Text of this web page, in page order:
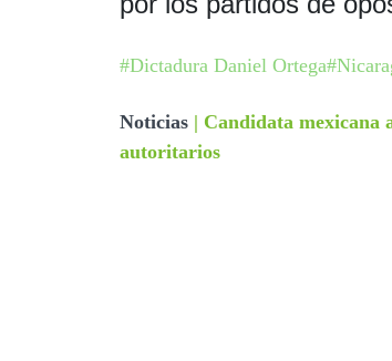
#Dictadura Daniel Ortega
Noticias| Candidata mexicana
autoritarios